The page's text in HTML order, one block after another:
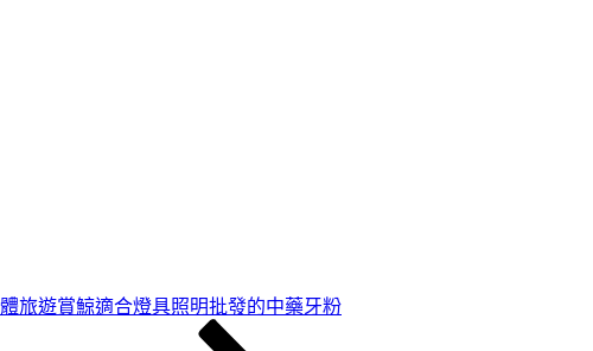
旅遊賞鯨適合燈具照明批發的中藥牙粉